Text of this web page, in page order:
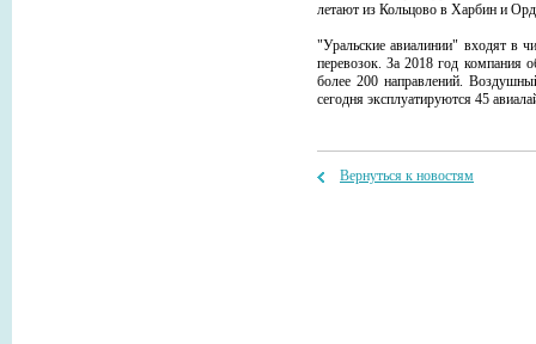
летают из Кольцово в Харбин и
"Уральские авиалинии" входят в
перевозок. За 2018 год компания
более 200 направлений.
сегодня эксплуатируются 45
Вернуться к новостям